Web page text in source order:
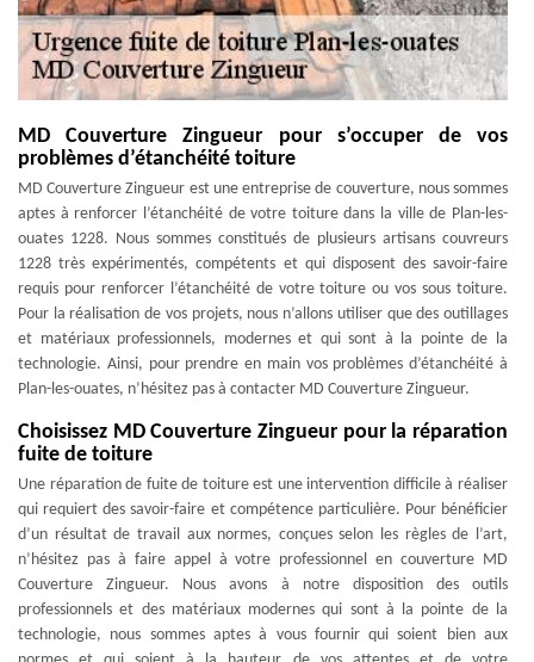
MD Couverture Zingueur pour s’occuper de vos
problèmes d’étanchéité toiture
MD Couverture Zingueur est une entreprise de couverture, nous sommes
aptes à renforcer l’étanchéité de votre toiture dans la ville de Plan-les-
ouates 1228. Nous sommes constitués de plusieurs artisans couvreurs
1228 très expérimentés, compétents et qui disposent des savoir-faire
requis pour renforcer l’étanchéité de votre toiture ou vos sous toiture.
Pour la réalisation de vos projets, nous n’allons utiliser que des outillages
et matériaux professionnels, modernes et qui sont à la pointe de la
technologie. Ainsi, pour prendre en main vos problèmes d’étanchéité à
Plan-les-ouates, n’hésitez pas à contacter MD Couverture Zingueur.
Choisissez MD Couverture Zingueur pour la réparation
fuite de toiture
Une réparation de fuite de toiture est une intervention difficile à réaliser
qui requiert des savoir-faire et compétence particulière. Pour bénéficier
d’un résultat de travail aux normes, conçues selon les règles de l’art,
n’hésitez pas à faire appel à votre professionnel en couverture MD
Couverture Zingueur. Nous avons à notre disposition des outils
professionnels et des matériaux modernes qui sont à la pointe de la
technologie, nous sommes aptes à vous fournir qui soient bien aux